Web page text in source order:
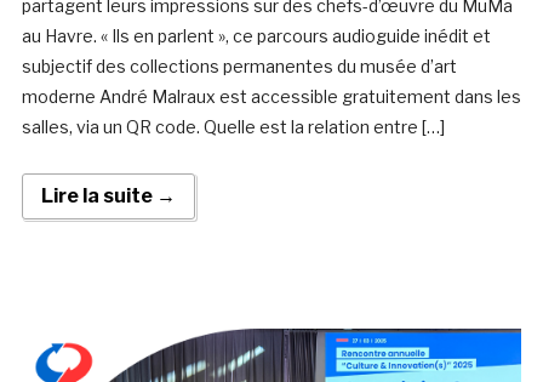
partagent leurs impressions sur des chefs-d’œuvre du MuMa
au Havre. « Ils en parlent », ce parcours audioguide inédit et
subjectif des collections permanentes du musée d’art
moderne André Malraux est accessible gratuitement dans les
salles, via un QR code. Quelle est la relation entre […]
Lire la suite →